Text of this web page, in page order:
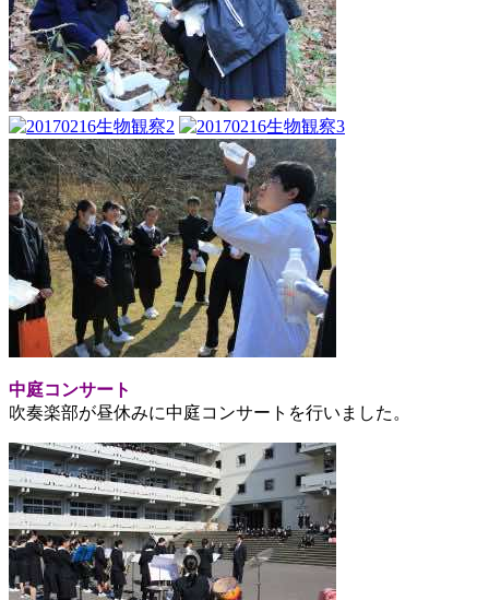
中庭コンサート
吹奏楽部が昼休みに中庭コンサートを行いました。